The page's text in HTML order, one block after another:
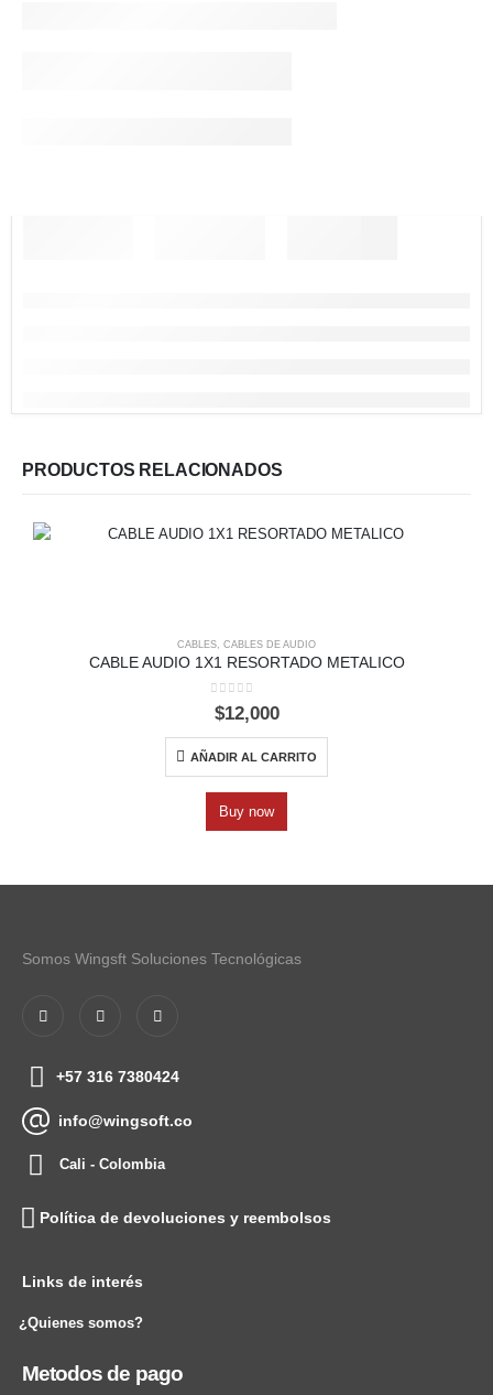
PRODUCTOS RELACIONADOS
CABLES, CABLES DE AUDIO
CABLE AUDIO 1X1 RESORTADO METALICO
0out of 5
$12,000
AÑADIR AL CARRITO
Buy now
Somos Wingsft Soluciones Tecnológicas
+57 316 7380424
info@wingsoft.co
Cali - Colombia
Política de devoluciones y reembolsos
Links de interés
¿Quienes somos?
Metodos de pago